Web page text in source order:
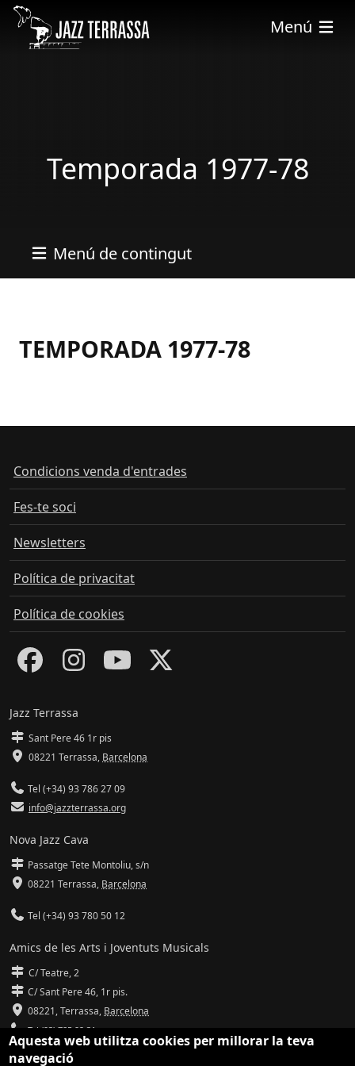
Pasar al contenido principal
Menú
Temporada 1977-78
Menú de contingut
TEMPORADA 1977-78
Condicions venda d'entrades
Fes-te soci
Newsletters
Política de privacitat
Política de cookies
Jazz Terrassa
Sant Pere 46 1r pis
08221 Terrassa, Barcelona
Tel (+34) 93 786 27 09
info@jazzterrassa.org
Nova Jazz Cava
Passatge Tete Montoliu, s/n
08221 Terrassa, Barcelona
Tel (+34) 93 780 50 12
Amics de les Arts i Joventuts Musicals
C/ Teatre, 2
C/ Sant Pere 46, 1r pis.
08221,Terrassa, Barcelona
Tel (93) 785 92 31
info@amicsdelesarts-jjmm.cat
Aquesta web utilitza cookies per millorar la teva
navegació